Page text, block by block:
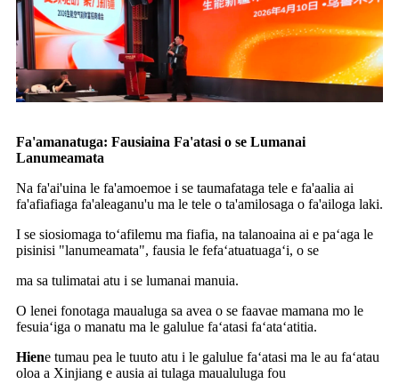
Fa'amanatuga: Fausiaina Fa'atasi o se Lumanai
Lanumeamata
Na fa'ai'uina le fa'amoemoe i se taumafataga tele e fa'aalia ai
fa'afiafiaga fa'aleaganu'u ma le tele o ta'amilosaga o fa'ailoga laki.
I se siosiomaga toʻafilemu ma fiafia, na talanoaina ai e paʻaga le
pisinisi "lanumeamata", fausia le fefaʻatuatuagaʻi, o se
ma sa tulimatai atu i se lumanai manuia.
O lenei fonotaga maualuga sa avea o se faavae mamana mo le
fesuiaʻiga o manatu ma le galulue faʻatasi faʻataʻatitia.
Hiene tumau pea le tuuto atu i le galulue faʻatasi ma le au faʻatau
oloa a Xinjiang e ausia ai tulaga maualuluga fou